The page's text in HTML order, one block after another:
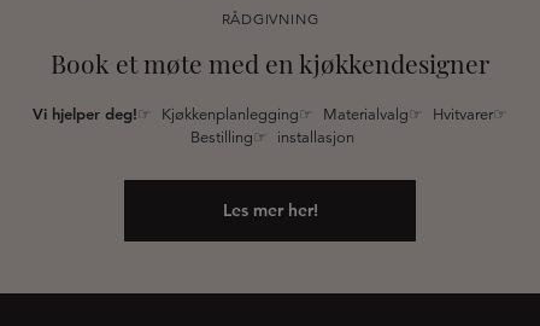
RÅDGIVNING
Book et møte med en kjøkkendesigner
Vi hjelper deg!☞ Kjøkkenplanlegging☞ Materialvalg☞ Hvitvarer☞
Bestilling☞ installasjon
Les mer her!